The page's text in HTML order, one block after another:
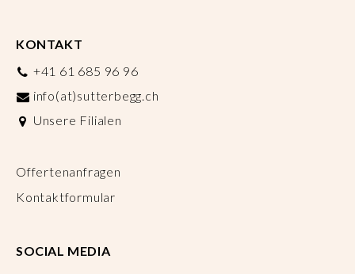
KONTAKT
+41 61 685 96 96
info(at)sutterbegg.ch
Unsere Filialen
Offertenanfragen
Kontaktformular
SOCIAL MEDIA